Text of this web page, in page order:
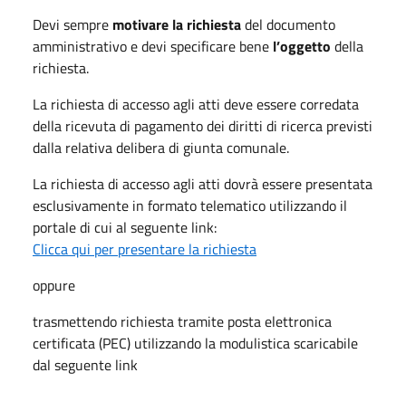
Devi sempre motivare la richiestadel documento
amministrativo e devi specificare bene l’oggetto della
richiesta.
La richiesta di accesso agli atti deve essere corredata
della ricevuta di pagamento dei diritti di ricerca previsti
dalla relativa delibera di giunta comunale.
La richiesta di accesso agli atti dovrà essere presentata
esclusivamente in formato telematico utilizzando il
portale di cui al seguente link:
Clicca qui per presentare la richiesta
oppure
trasmettendo richiesta tramite posta elettronica
certificata (PEC) utilizzando la modulistica scaricabile
dal seguente link